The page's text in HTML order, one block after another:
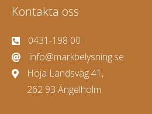
Kontakta oss
0431-198 00
info@markbelysning.se
Höja Landsväg 41,
262 93 Ängelholm